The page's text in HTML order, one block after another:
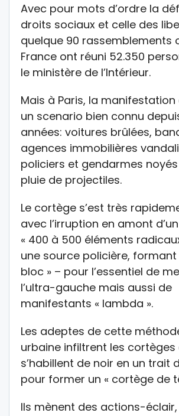
Avec pour mots d’ordre la
droits sociaux et celle des
quelque 90 rassemblements
France ont réuni 52.350
le ministère de l’Intérieur.
Mais à Paris, la
un scenario bien connu
années: voitures brûlées,
agences immobilières
policiers et gendarmes
pluie de projectiles.
Le cortège s’est très
avec l’irruption en amont
« 400 à 500 éléments
une source policière, formant
bloc » – pour l’essentiel de
l’ultra-gauche mais aussi de
manifestants « lambda ».
Les adeptes de cette
urbaine infiltrent les cortèges
s’habillent de noir en un trait
pour former un « cortège de
Ils mènent des actions-